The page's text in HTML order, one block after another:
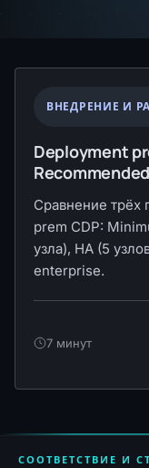
ВНЕДРЕНИЕ И
Deployment
Сравнение трёх
prem CDP:
узла), HA (5
enterprise.
7 минут
СООТВЕТСТВИЕ И